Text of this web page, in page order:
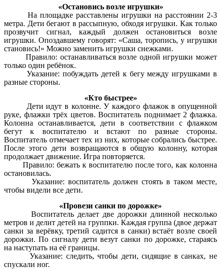
«Остановись возле игрушки»
На площадке расставлены игрушки на расстоянии 2-3
метра. Дети бегают в рассыпную, обходя игрушки. Как только
прозвучит сигнал, каждый должен остановиться возле
игрушки. Опоздавшему говорят: «Саша, торопись, у игрушки
становись!» Можно заменить игрушки снежками.
Правило: останавливаться возле одной игрушки может
только один ребёнок.
Указание: побуждать детей к бегу между игрушками в
разные стороны.
«Кто быстрее»
Дети идут в колонне. У каждого флажок в опущенной
руке, флажки трёх цветов. Воспитатель поднимает 2 флажка.
Колонна останавливается, дети в соответствии с флажком
бегут к воспитателю и встают по разные стороны.
Воспитатель отмечает тех из них, которые собрались быстрее.
После этого дети возвращаются в общую колонну, которая
продолжает движение. Игра повторяется.
Правило: бежать к воспитателю после того, как колонна
остановилась.
Указание: воспитатель должен стоять в таком месте,
чтобы видели все дети.
«Провези санки по дорожке»
Воспитатель делает две дорожки длинной несколько
метров и делит детей на группки. Каждая группа (двое держат
санки за верёвку, третий садится в санки) встаёт возле своей
дорожки. По сигналу дети везут санки по дорожке, стараясь
на наступать на её границы.
Указание: следить, чтобы дети, сидящие в санках, не
спускали ног.